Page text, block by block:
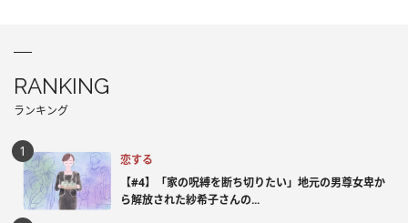
RANKING
ランキング
恋する
【#4】「家の呪縛を断ち切りたい」地元の男尊女卑か
ら解放された紗希子さんの...